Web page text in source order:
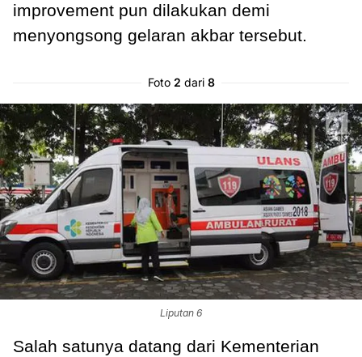
improvement pun dilakukan demi
menyongsong gelaran akbar tersebut.
Foto 2 dari 8
Liputan 6
Salah satunya datang dari Kementerian